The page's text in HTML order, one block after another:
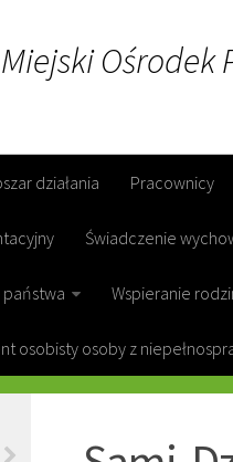
Miejski Ośrodek
działania Pracownicy
Świadczenie
Wspieranie
osobisty osoby z
GOPS ZAKLICZYN